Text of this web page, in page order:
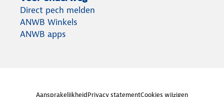
Direct pech melden
ANWB Winkels
ANWB apps
AansprakelijkheidPrivacy statementCookies wijzigen